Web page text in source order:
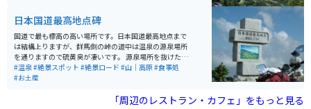
は格別。山頂へはマイカーやバイクの乗り入れができな
いため、「スカイレーター」や「スカイペア」「ロマン
スリフト」（いずれも有料）を利用してアクセスしま
す。体力に自信があれば、「のぞき」付近の駐車場から
徒歩約1時間で登ることも可能です。
日本国道最高地点碑
国道で最も標高の高い場所です。日本国道最高地点まで
は結構上りますが、群馬側の峠の道中は温泉の源泉場所
を通りますので硫黄臭が凄いです。 源泉場所を抜けた先
の景色は絶景です。まるで、もののけ姫の映画の中に入
ったような世界です。ところどころ景色を堪能できるよ
道幅はそれほど狭くありませんが、場所により危険個所
#温泉#絶景スポット #絶景ロード #山｜高原#食事処
#お土産
「周辺のレストラン・カフェ」をもっと見る